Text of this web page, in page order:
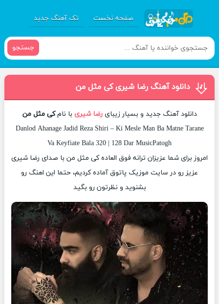
صفحه نخست تک آهنگ جدید
جستجو
دانلود آهنگ رضا شیری کی مثل من
دانلود آهنگ جدید و بسیار زیبایرضا شیری با نامکی مثل من
Danlod Ahanage Jadid Reza Shiri – Ki Mesle Man Ba Matne Tarane
Va Keyfiate Bala 320 | 128 Dar MusicPatogh
امروز برای شما عزیزان ترانه فوق العاده کی مثل من با صدای رضا شیری
عزیز رو در سایت موزیک پاتوق آماده کردیم، حتما این اهنگ رو
بشنوید و نظرتون رو بگید